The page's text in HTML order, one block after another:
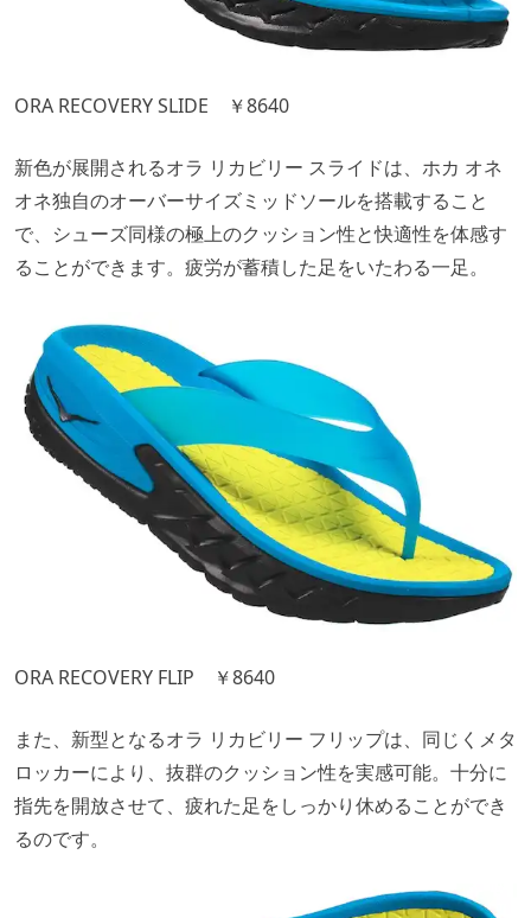
ORA RECOVERY SLIDE ￥8640
新色が展開されるオラ リカビリー スライドは、ホカ オネ
オネ独自のオーバーサイズミッドソールを搭載すること
で、シューズ同様の極上のクッション性と快適性を体感す
ることができます。疲労が蓄積した足をいたわる一足。
ORA RECOVERY FLIP ￥8640
また、新型となるオラ リカビリー フリップは、同じくメタ
ロッカーにより、抜群のクッション性を実感可能。十分に
指先を開放させて、疲れた足をしっかり休めることができ
るのです。